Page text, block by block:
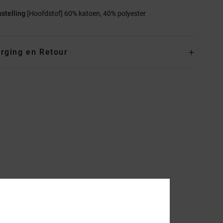
[Hoofdstof] 60% katoen, 40% polyester
en Retour